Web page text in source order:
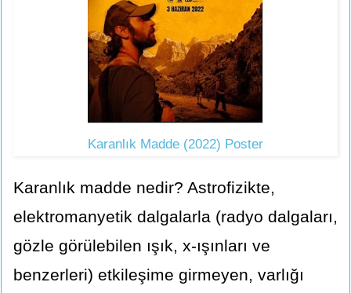
Karanlık Madde (2022) Poster
Karanlık madde nedir? Astrofizikte,
elektromanyetik dalgalarla (radyo dalgaları,
gözle görülebilen ışık, x-ışınları ve
benzerleri) etkileşime girmeyen, varlığı